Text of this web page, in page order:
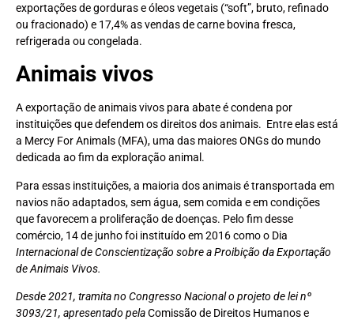
exportações de gorduras e óleos vegetais (“soft”, bruto, refinado
ou fracionado) e 17,4% as vendas de carne bovina fresca,
refrigerada ou congelada.
Animais vivos
A exportação de animais vivos para abate é condena por
instituições que defendem os direitos dos animais. Entre elas está
a Mercy For Animals (MFA), uma das maiores ONGs do mundo
dedicada ao fim da exploração animal.
Para essas instituições, a maioria dos animais é transportada em
navios não adaptados, sem água, sem comida e em condições
que favorecem a proliferação de doenças. Pelo fim desse
comércio, 14 de junho foi instituído em 2016 como o Dia
Internacional de Conscientização sobre a Proibição da Exportação
de Animais Vivos.
Desde 2021, tramita no Congresso Nacional o projeto de lei nº
3093/21, apresentado pelaComissão de Direitos Humanos e